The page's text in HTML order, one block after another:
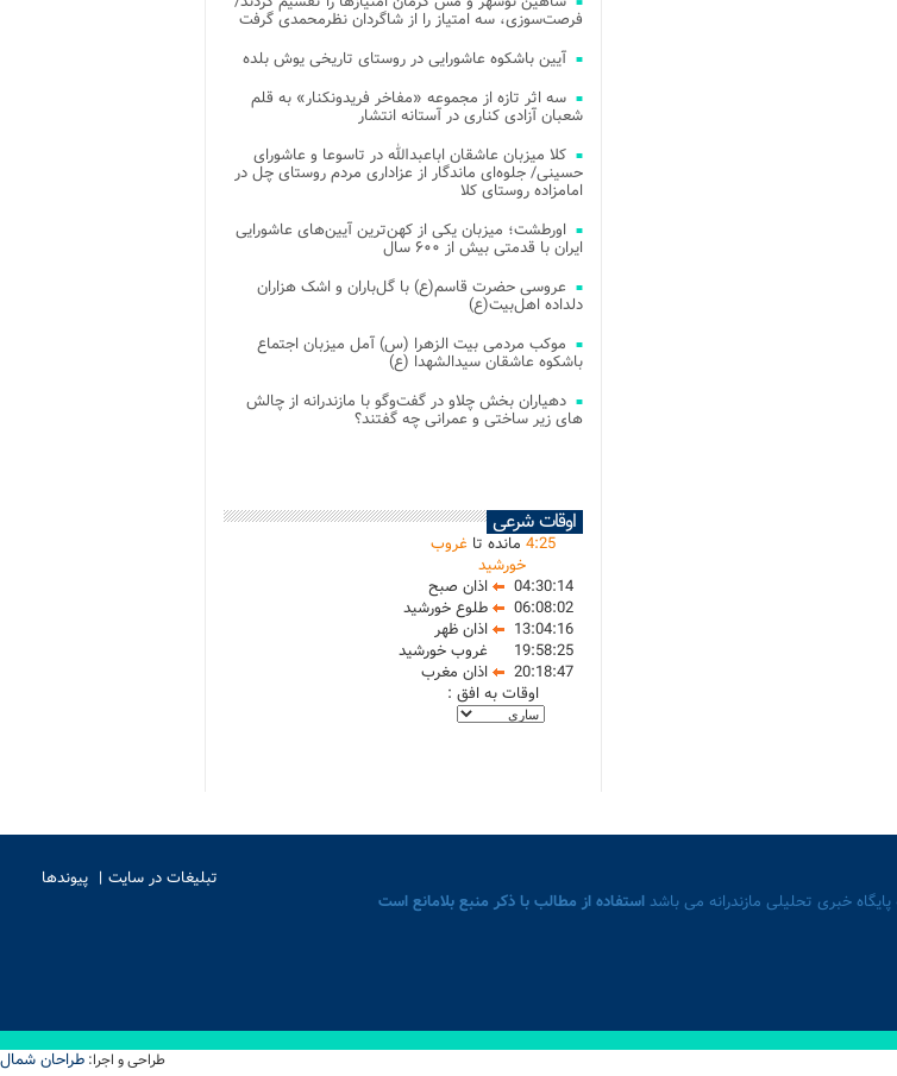
فرصت‌سوزی، سه امتیاز را از شاگردان نظرمحمدی گرفت
آیین باشکوه عاشورایی در روستای تاریخی یوش بلده
سه اثر تازه از مجموعه «مفاخر فریدونکنار» به قلم
شعبان آزادی کناری در آستانه انتشار
کلا میزبان عاشقان اباعبدالله در تاسوعا و عاشورای
حسینی/ جلوه‌ای ماندگار از عزاداری مردم روستای چل در
امامزاده روستای کلا
اورطشت؛ میزبان یکی از کهن‌ترین آیین‌های عاشورایی
ایران با قدمتی بیش از ۶۰۰ سال
عروسی حضرت قاسم(ع) با گل‌باران و اشک هزاران
دلداده اهل‌بیت(ع)
موکب مردمی بیت‌ الزهرا (س) آمل میزبان اجتماع
باشکوه عاشقان سیدالشهدا (ع)
دهیاران بخش چلاو در گفت‌وگو با مازندرانه از چالش
های زیر ساختی و عمرانی چه گفتند؟
اوقات شرعی
4:25 مانده تاغروب
خورشید
04:30:14
اذان صبح
06:08:02
طلوع خورشید
13:04:16
اذان ظهر
19:58:25
غروب خورشید
20:18:47
اذان مغرب
اوقات به افق :
تبلیغات در سایت
پیوندها
خبری تحلیلی مازندرانه می باشداستفاده از مطالب با ذکر منبع بلامانع است
طراحی و اجرا: طراحان شمال